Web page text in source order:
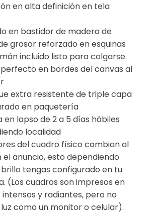
en alta definición en tela
en bastidor de madera de
grosor reforzado en esquinas
incluido listo para colgarse.
en bordes del canvas al
extra resistente de triple capa
en paquetería
en lapso de 2 a 5 días hábiles
localidad
del cuadro físico cambian al
el anuncio, esto dependiendo
tengas configurado en tu
(Los cuadros son impresos en
y radiantes, pero no
como un monitor o celular).